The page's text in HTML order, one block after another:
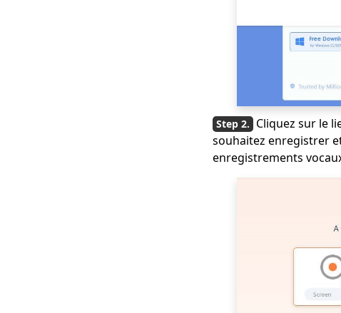
Cliquez sur le
souhaitez enregistrer
enregistrements